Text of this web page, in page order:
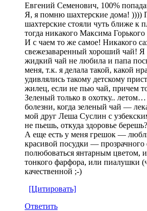
Евгений Семенович, 100%
Я, я помню шахтерские дома! ))))
шахтерские стояли чуть ближе к
тогда никакого Максима
И с чаем то же самое! Никакого
свежезаваренный хороший чай! Я
жидкий чай не любила и папа
меня, т.к. я делала такой, какой
удивлялись такому детскому
жилец, если не пью чай, причем
Зеленый только в охотку..
болезни, когда зеленый чай —
мой друг Леша Суслин с
не пьешь, откуда здоровье
А еще есть у меня грешок —
красивой посудки — прозрачного
полюбоваться янтарным цветом,
тонкого фарфора, или пиалушки
качественной ;-)
[Цитировать]
Ответить